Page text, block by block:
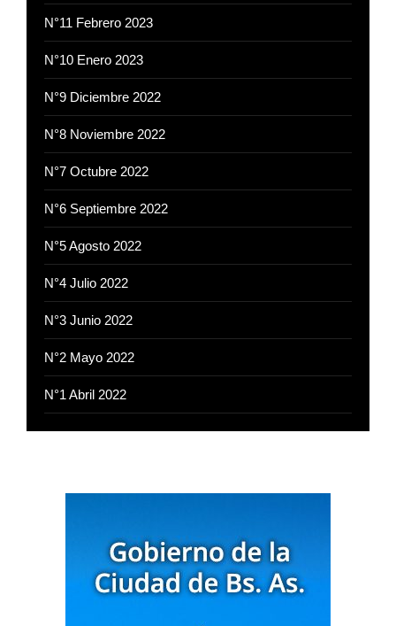
N°11 Febrero 2023
N°10 Enero 2023
N°9 Diciembre 2022
N°8 Noviembre 2022
N°7 Octubre 2022
N°6 Septiembre 2022
N°5 Agosto 2022
N°4 Julio 2022
N°3 Junio 2022
N°2 Mayo 2022
N°1 Abril 2022